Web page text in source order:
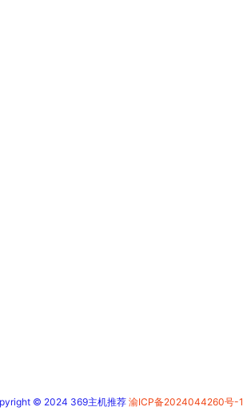
© 2024 369主机推荐 渝ICP备2024044260号-1